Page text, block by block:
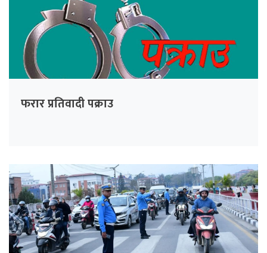
फरार प्रतिवादी पक्राउ